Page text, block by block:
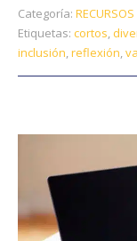
Categoría: RECURSOS
Etiquetas: cortos,
inclusión,reflexión,